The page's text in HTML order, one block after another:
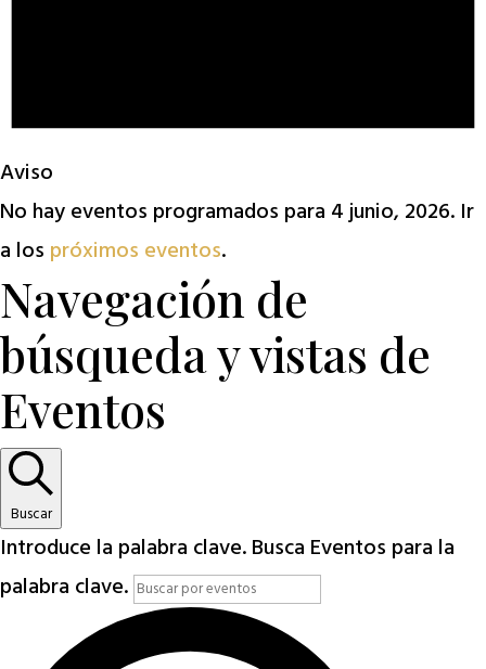
Aviso
No hay eventos programados para 4 junio, 2026. Ir
a los próximos eventos.
Navegación de
búsqueda y vistas de
Eventos
Buscar
Introduce la palabra clave. Busca Eventos para la
palabra clave.